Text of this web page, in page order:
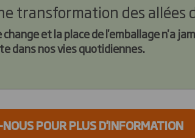
transformation des allées
change et la place de l'emballage n'a
dans nos vies quotidiennes.
POUR PLUS D'INFORMATION